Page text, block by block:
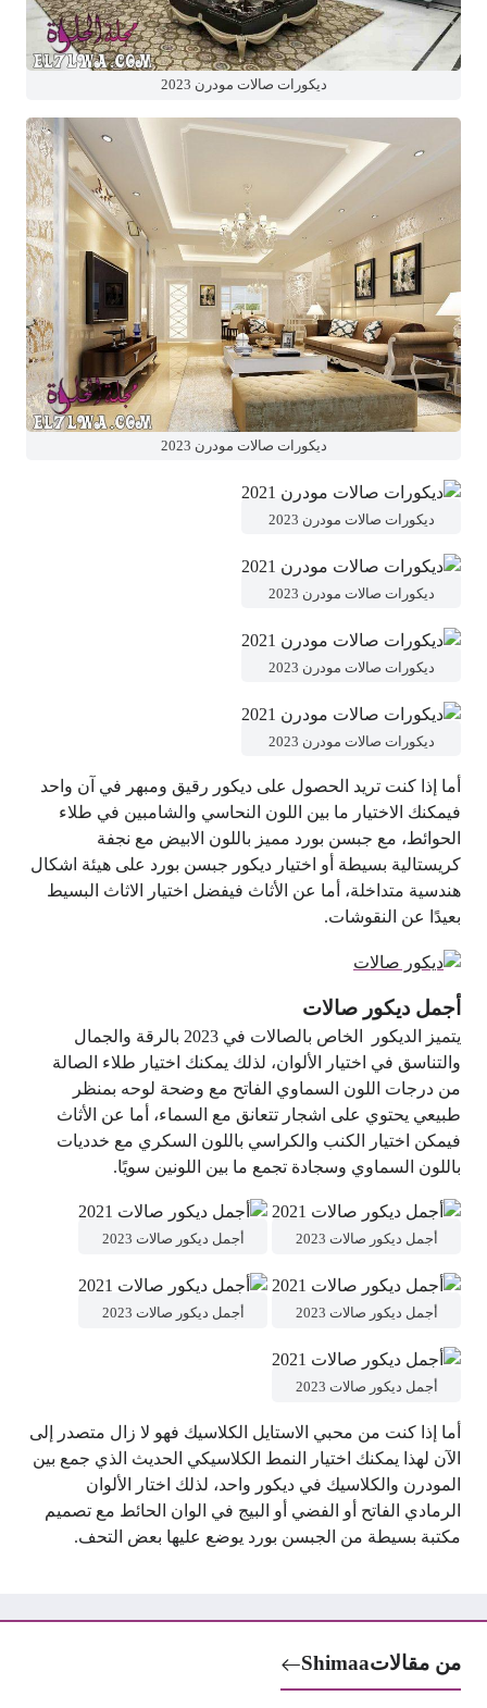
ديكورات صالات مودرن 2023
ديكورات صالات مودرن 2023
ديكورات صالات مودرن 2023
ديكورات صالات مودرن 2023
ديكورات صالات مودرن 2023
ديكورات صالات مودرن 2023
أما إذا كنت تريد الحصول على ديكور رقيق ومبهر في آن واحد
فيمكنك الاختيار ما بين اللون النحاسي والشامبين في طلاء
الحوائط، مع جبسن بورد مميز باللون الابيض مع نجفة
كريستالية بسيطة أو اختيار ديكور جبسن بورد على هيئة اشكال
هندسية متداخلة، أما عن الأثاث فيفضل اختيار الاثاث البسيط
بعيدًا عن النقوشات.
أجمل ديكور صالات
يتميز الديكور الخاص بالصالات في 2023 بالرقة والجمال
والتناسق في اختيار الألوان، لذلك يمكنك اختيار طلاء الصالة
من درجات اللون السماوي الفاتح مع وضحة لوحه بمنظر
طبيعي يحتوي على اشجار تتعانق مع السماء، أما عن الأثاث
فيمكن اختيار الكنب والكراسي باللون السكري مع خدديات
باللون السماوي وسجادة تجمع ما بين اللونين سويًا.
أجمل ديكور صالات 2023 أجمل ديكور صالات 2023
أجمل ديكور صالات 2023 أجمل ديكور صالات 2023
أجمل ديكور صالات 2023
أما إذا كنت من محبي الاستايل الكلاسيك فهو لا زال متصدر إلى
الآن لهذا يمكنك اختيار النمط الكلاسيكي الحديث الذي جمع بين
المودرن والكلاسيك في ديكور واحد، لذلك اختار الألوان
الرمادي الفاتح أو الفضي أو البيج في الوان الحائط مع تصميم
مكتبة بسيطة من الجبسن بورد يوضع عليها بعض التحف.
من مقالاتShimaa